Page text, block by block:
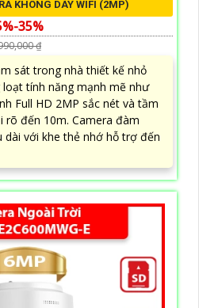
KHÔNG DÂY WIFI (2MP)
35%
₫
sát trong nhà thiết kế nhỏ
tính năng mạnh mẽ như
Full HD 2MP sắc nét và tầm
rõ đến 10m. Camera đàm
với khe thẻ nhớ hỗ trợ đến